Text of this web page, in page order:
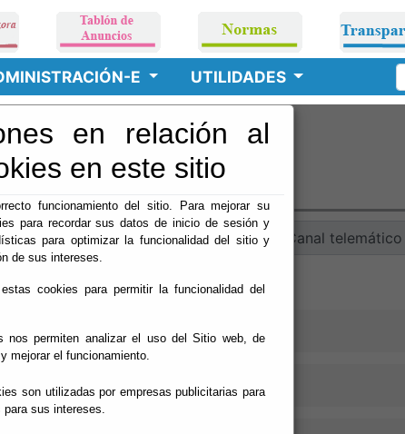
en relación al
en este sitio
funcionamiento del sitio. Para mejorar su
para recordar sus datos de inicio de sesión y
para optimizar la funcionalidad del sitio y
de sus intereses.
cookies para permitir la funcionalidad del
nos permiten analizar el uso del Sitio web, de
mejorar el funcionamiento.
son utilizadas por empresas publicitarias para
para sus intereses.
E UTILIDADES
Canal telemático
electrónica)